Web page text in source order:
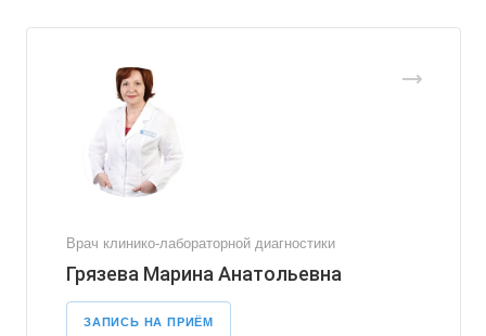
Врач клинико-лабораторной диагностики
Грязева Марина Анатольевна
ЗАПИСЬ НА ПРИЁМ